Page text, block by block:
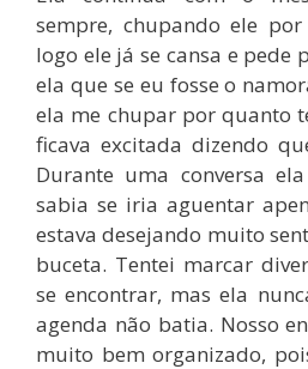
sempre, chupando ele
logo ele já se cansa e pede
ela que se eu fosse o
ela me chupar por quanto
ficava excitada dizendo
Durante uma conversa
sabia se iria aguentar
estava desejando muito
buceta. Tentei marcar
se encontrar, mas ela
agenda não batia. Nosso
muito bem organizado,